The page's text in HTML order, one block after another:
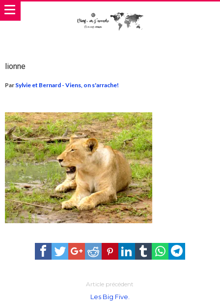
lionne
Par Sylvie et Bernard - Viens, on s'arrache!
Article précédent
Les Big Five.